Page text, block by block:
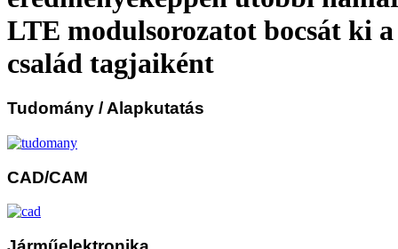
LTE modulsorozatot bocsát ki
család tagjaiként
Tudomány / Alapkutatás
CAD/CAM